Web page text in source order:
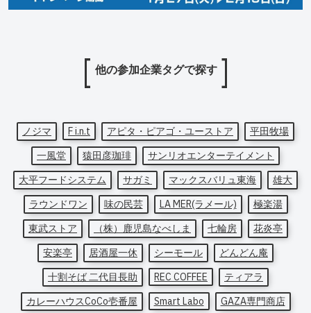
他の参加企業タグで探す
ノジマ F i.n.t アピタ・ピアゴ・ユーストア
平田牧場
一風堂
猿田彦珈琲
サンリオエンターテイメント
大平フードシステム
サガミ マックスバリュ東海
雄大
ラウンドワン
味の民芸 LA MER(ラメール)
極楽湯
東武ストア
（株）鹿児島なべしま 七輪房
花炎亭
安楽亭
居酒屋一休 シーモール
どんどん庵
十割そば 二代目長助
REC COFFEE
ティアラ
カレーハウスCoCo壱番屋
Smart Labo
GAZA専門商店